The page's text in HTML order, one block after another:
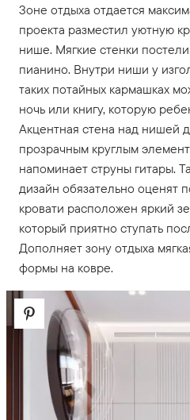
Зоне отдыха отдается
проекта разместил уютную
нише. Мягкие стенки
пианино. Внутри ниши у
таких потайных кармашках
ночь или книгу, которую
Акцентная стена над нишей
прозрачным круглым
напоминает струны гитары.
дизайн обязательно оценят
кровати расположен яркий
который приятно ступать
Дополняет зону отдыха
формы на ковре.